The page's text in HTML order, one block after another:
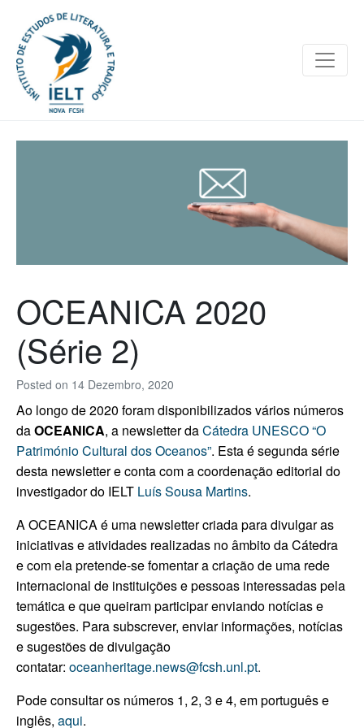
Posted on 14 Dezembro, 2020
OCEANICA 2020
(Série 2)
Ao longo de 2020 foram disponibilizados vários números
daOCEANICA, a newsletter daCátedra UNESCO “O
Património Cultural dos Oceanos”. Esta é segunda série
desta newsletter e conta com a coordenação editorial do
investigador do IELT Luís Sousa Martins.
A OCEANICA é uma newsletter criada para divulgar as
iniciativas e atividades realizadas no âmbito da Cátedra
e com ela pretende-se fomentar a criação de uma rede
internacional de instituições e pessoas interessadas pela
temática e que queiram participar enviando notícias e
sugestões. Para subscrever, enviar informações, notícias
e sugestões de divulgação
contatar: oceanheritage.news@fcsh.unl.pt.
Pode consultar os números 1, 2, 3 e 4, em português e
inglês, aqui.